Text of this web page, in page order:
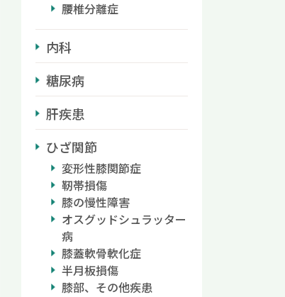
腰椎分離症
内科
糖尿病
肝疾患
ひざ関節
変形性膝関節症
靭帯損傷
膝の慢性障害
オスグッドシュラッター
病
膝蓋軟骨軟化症
半月板損傷
膝部、その他疾患